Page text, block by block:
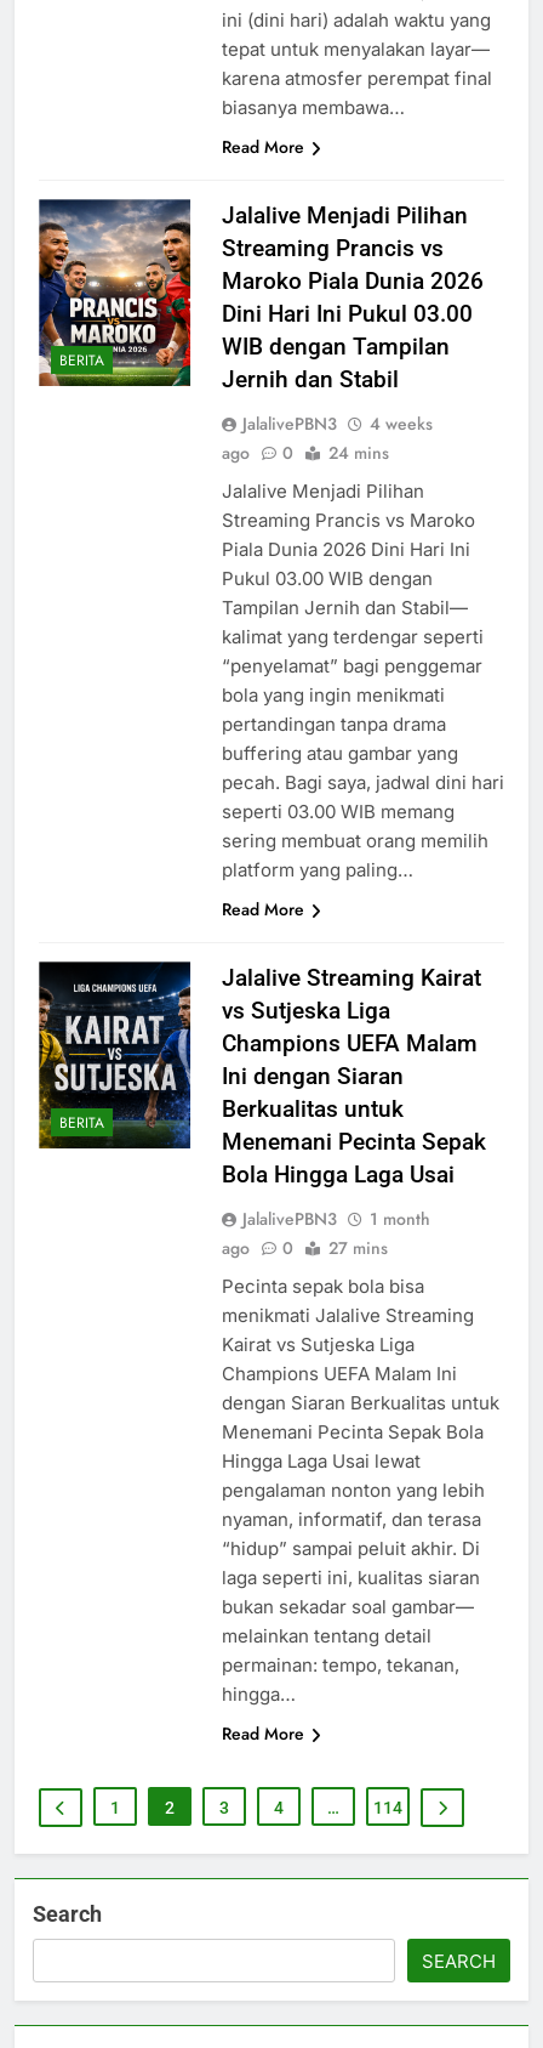
ini (dini hari) adalah waktu yang
tepat untuk menyalakan layar—
karena atmosfer perempat final
biasanya membawa…
Read More
BERITA
Jalalive Menjadi Pilihan
Streaming Prancis vs
Maroko Piala Dunia 2026
Dini Hari Ini Pukul 03.00
WIB dengan Tampilan
Jernih dan Stabil
JalalivePBN3
4 weeks
ago
0 24 mins
Jalalive Menjadi Pilihan
Streaming Prancis vs Maroko
Piala Dunia 2026 Dini Hari Ini
Pukul 03.00 WIB dengan
Tampilan Jernih dan Stabil—
kalimat yang terdengar seperti
“penyelamat” bagi penggemar
bola yang ingin menikmati
pertandingan tanpa drama
buffering atau gambar yang
pecah. Bagi saya, jadwal dini hari
seperti 03.00 WIB memang
sering membuat orang memilih
platform yang paling…
Read More
BERITA
Jalalive Streaming Kairat
vs Sutjeska Liga
Champions UEFA Malam
Ini dengan Siaran
Berkualitas untuk
Menemani Pecinta Sepak
Bola Hingga Laga Usai
JalalivePBN3
1 month
ago
0 27 mins
Pecinta sepak bola bisa
menikmati Jalalive Streaming
Kairat vs Sutjeska Liga
Champions UEFA Malam Ini
dengan Siaran Berkualitas untuk
Menemani Pecinta Sepak Bola
Hingga Laga Usai lewat
pengalaman nonton yang lebih
nyaman, informatif, dan terasa
“hidup” sampai peluit akhir. Di
laga seperti ini, kualitas siaran
bukan sekadar soal gambar—
melainkan tentang detail
permainan: tempo, tekanan,
hingga…
Read More
1 2 3 4 … 114
Search
SEARCH